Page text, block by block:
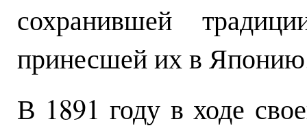
сохранившей
принесшей их в
В 1891 году в ходе